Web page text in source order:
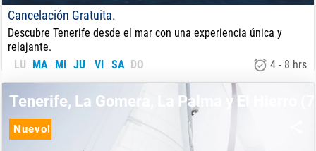
Cancelación Gratuita.
Descubre Tenerife desde el mar con una experiencia única y
relajante.
LU MA MI JU VI SA DO 4 - 8 hrs
DE:
Nuevo!
Tenerife, La Gomera, La Palma y El Hierro